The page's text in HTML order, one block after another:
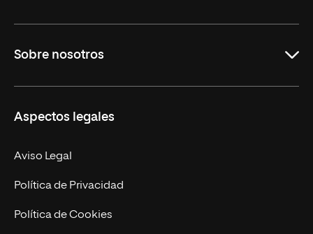
Másteres Oficiales
Doctorados
Experto Universitario
Postgrados
Cursos Universitarios
Sobre nosotros
Facultades
Nuestro Equipo
Trabaja en UNIR
Actualidad
Aspectos legales
Aviso Legal
Política de Privacidad
Política de Cookies